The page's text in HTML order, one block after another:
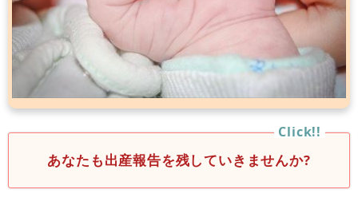
あなたも出産報告を残していきませんか?